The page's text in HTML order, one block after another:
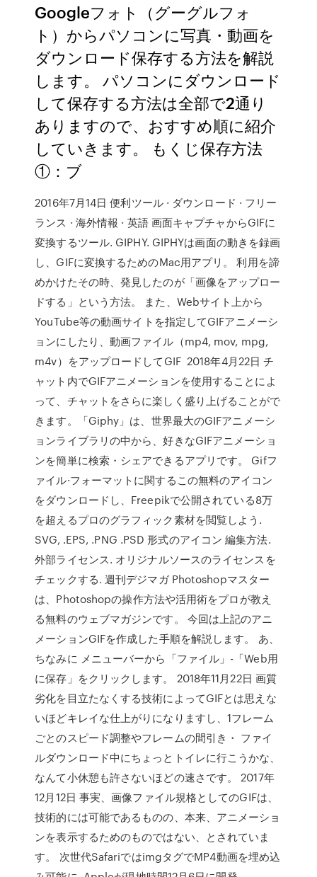
Googleフォト（グーグルフォ
ト）からパソコンに写真・動画を
ダウンロード保存する方法を解説
します。 パソコンにダウンロード
して保存する方法は全部で2通り
ありますので、おすすめ順に紹介
していきます。 もくじ保存方法
①：ブ
2016年7月14日 便利ツール · ダウンロード · フリー
ランス · 海外情報 · 英語 画面キャプチャからGIFに
変換するツール. GIPHY. GIPHYは画面の動きを録画
し、GIFに変換するためのMac用アプリ。 利用を諦
めかけたその時、発見したのが「画像をアップロー
ドする」という方法。 また、Webサイト上から
YouTube等の動画サイトを指定してGIFアニメーシ
ョンにしたり、動画ファイル（mp4, mov, mpg,
m4v）をアップロードしてGIF 2018年4月22日 チ
ャット内でGIFアニメーションを使用することによ
って、チャットをさらに楽しく盛り上げることがで
きます。「Giphy」は、世界最大のGIFアニメーシ
ョンライブラリの中から、好きなGIFアニメーショ
ンを簡単に検索・シェアできるアプリです。 Gifフ
ァイル·フォーマットに関するこの無料のアイコン
をダウンロードし、Freepikで公開されている8万
を超えるプロのグラフィック素材を閲覧しよう.
SVG, .EPS, .PNG .PSD 形式のアイコン 編集方法.
外部ライセンス. オリジナルソースのライセンスを
チェックする. 週刊デジマガ Photoshopマスター
は、Photoshopの操作方法や活用術をプロが教え
る無料のウェブマガジンです。 今回は上記のアニ
メーションGIFを作成した手順を解説します。 あ、
ちなみに メニューバーから「ファイル」-「Web用
に保存」をクリックします。 2018年11月22日 画質
劣化を目立たなくする技術によってGIFとは思えな
いほどキレイな仕上がりになりますし、1フレーム
ごとのスピード調整やフレームの間引き・ ファイ
ルダウンロード中にちょっとトイレに行こうかな、
なんて小休憩も許さないほどの速さです。 2017年
12月12日 事実、画像ファイル規格としてのGIFは、
技術的には可能であるものの、本来、アニメーショ
ンを表示するためのものではない、とされていま
す。 次世代SafariではimgタグでMP4動画を埋め込